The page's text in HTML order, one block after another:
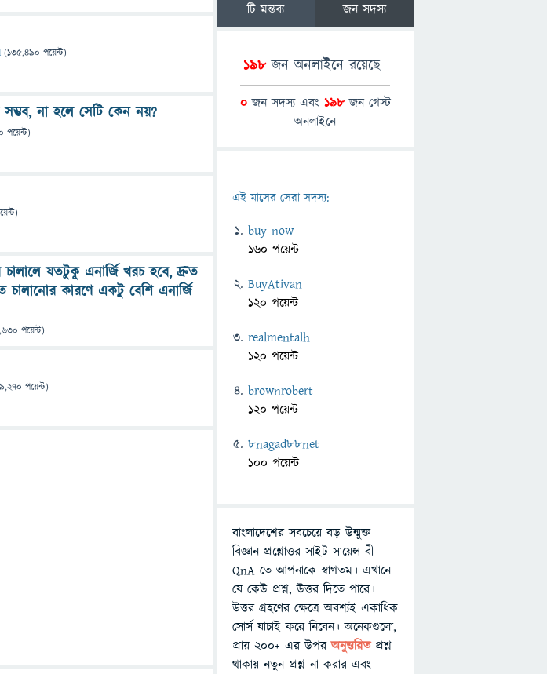
(135,490 পয়েন্ট)
সম্ভব, না হলে সেটি কেন নয়?
পয়েন্ট)
চালালে যতটুকু এনার্জি খরচ হবে, দ্রুত
কারণে একটু বেশি এনার্জি
পয়েন্ট)
পয়েন্ট)
টি মন্তব্য জন সদস্য
198জন অনলাইনে রয়েছে
0জন সদস্য এবং 198জন গেস্ট
অনলাইনে
এই মাসের সেরা সদস্য:
buy now
160 পয়েন্ট
BuyAtivan
120 পয়েন্ট
realmentalh
120 পয়েন্ট
brownrobert
120 পয়েন্ট
8nagad88net
100 পয়েন্ট
বাংলাদেশের সবচেয়ে বড় উন্মুক্ত
বিজ্ঞান প্রশ্নোত্তর সাইট সায়েন্স বী
QnA তে আপনাকে স্বাগতম। এখানে
যে কেউ প্রশ্ন, উত্তর দিতে পারে।
উত্তর গ্রহণের ক্ষেত্রে অবশ্যই একাধিক
সোর্স যাচাই করে নিবেন। অনেকগুলো,
প্রায় ২০০+ এর উপরঅনুত্তরিতপ্রশ্ন
থাকায় নতুন প্রশ্ন না করার এবং